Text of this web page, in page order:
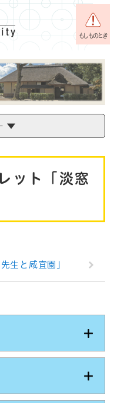
本文へ
もしものとき
ット「淡窓
生と咸宜園」